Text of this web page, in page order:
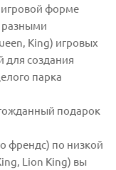
форме
разными
King) игровых
для создания
парка
подарок
френдс) по низкой
Lion King) вы